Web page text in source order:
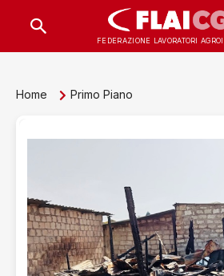
FEDERAZIONE LAVORATORI
Home Primo Piano